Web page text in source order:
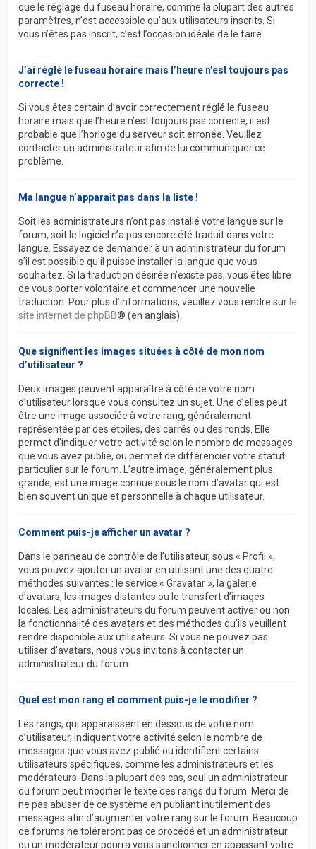
que le réglage du fuseau horaire, comme la plupart des autres
paramètres, n’est accessible qu’aux utilisateurs inscrits. Si
vous n’êtes pas inscrit, c’est l’occasion idéale de le faire.
J’ai réglé le fuseau horaire mais l’heure n’est toujours pas
correcte !
Si vous êtes certain d’avoir correctement réglé le fuseau
horaire mais que l’heure n’est toujours pas correcte, il est
probable que l’horloge du serveur soit erronée. Veuillez
contacter un administrateur afin de lui communiquer ce
problème.
Ma langue n’apparaît pas dans la liste !
Soit les administrateurs n’ont pas installé votre langue sur le
forum, soit le logiciel n’a pas encore été traduit dans votre
langue. Essayez de demander à un administrateur du forum
s’il est possible qu’il puisse installer la langue que vous
souhaitez. Si la traduction désirée n’existe pas, vous êtes libre
de vous porter volontaire et commencer une nouvelle
traduction. Pour plus d’informations, veuillez vous rendre sur le
site internet de phpBB® (en anglais).
Que signifient les images situées à côté de mon nom
d’utilisateur ?
Deux images peuvent apparaître à côté de votre nom
d’utilisateur lorsque vous consultez un sujet. Une d’elles peut
être une image associée à votre rang, généralement
représentée par des étoiles, des carrés ou des ronds. Elle
permet d’indiquer votre activité selon le nombre de messages
que vous avez publié, ou permet de différencier votre statut
particulier sur le forum. L’autre image, généralement plus
grande, est une image connue sous le nom d’avatar qui est
bien souvent unique et personnelle à chaque utilisateur.
Comment puis-je afficher un avatar ?
Dans le panneau de contrôle de l’utilisateur, sous « Profil »,
vous pouvez ajouter un avatar en utilisant une des quatre
méthodes suivantes : le service « Gravatar », la galerie
d’avatars, les images distantes ou le transfert d’images
locales. Les administrateurs du forum peuvent activer ou non
la fonctionnalité des avatars et des méthodes qu’ils veuillent
rendre disponible aux utilisateurs. Si vous ne pouvez pas
utiliser d’avatars, nous vous invitons à contacter un
administrateur du forum.
Quel est mon rang et comment puis-je le modifier ?
Les rangs, qui apparaissent en dessous de votre nom
d’utilisateur, indiquent votre activité selon le nombre de
messages que vous avez publié ou identifient certains
utilisateurs spécifiques, comme les administrateurs et les
modérateurs. Dans la plupart des cas, seul un administrateur
du forum peut modifier le texte des rangs du forum. Merci de
ne pas abuser de ce système en publiant inutilement des
messages afin d’augmenter votre rang sur le forum. Beaucoup
de forums ne toléreront pas ce procédé et un administrateur
ou un modérateur pourra vous sanctionner en abaissant votre